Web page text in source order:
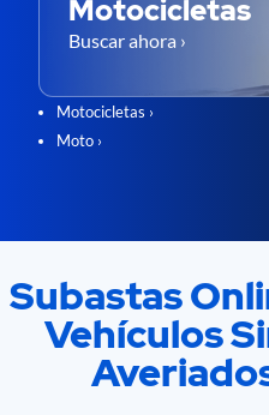
Motocicletas
Buscar ahora ›
Motocicletas ›
Moto ›
Subastas
Vehículos